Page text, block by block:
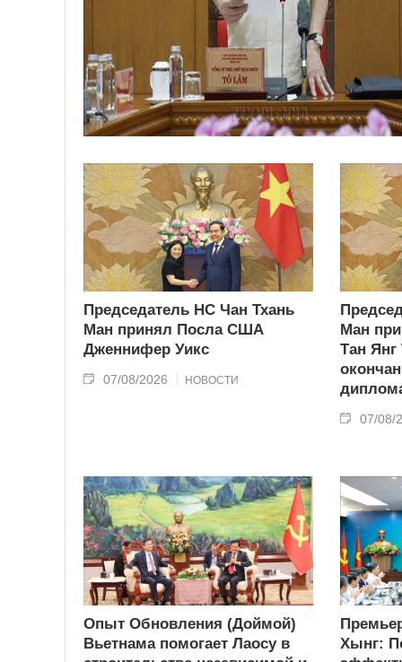
Председатель НС Чан Тхань
Ман принял Посла США
Дженнифер Уикс
07/08/2026 НОВОСТИ
Ман
Тан Янг
07/08/
Опыт Обновления (Доймой)
Вьетнама помогает Лаосу в
Хынг: